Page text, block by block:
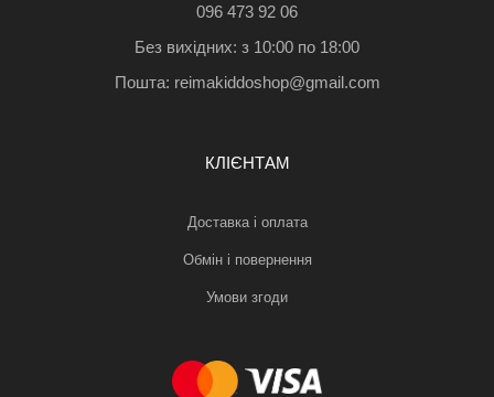
096 473 92 06
Без вихідних: з 10:00 по 18:00
Пошта: reimakiddoshop@gmail.com
КЛІЄНТАМ
Доставка і оплата
Обмін і повернення
Умови згоди